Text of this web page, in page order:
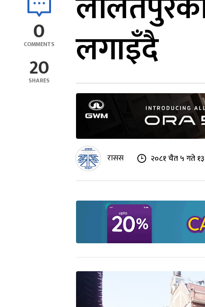
0
COMMENTS
20
SHARES
लगाइँदै
रासस २०८१ चैत ५ गते